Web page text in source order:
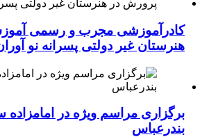
کادرآموزشی مجرب و رسمی
هنرستان غیر دولتی پسرانه نو
برگزاری مراسم ویژه در امامزاده
بندرعباس